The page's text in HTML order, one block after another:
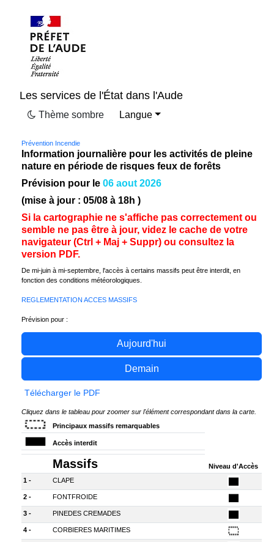
Les services de l'État dans l'Aude
Thème sombre Langue
Prévention Incendie
Information journalière pour les activités de pleine
nature en période de risques feux de forêts
Prévision pour le 06 aout 2026
(mise à jour : 05/08 à 18h )
Si la cartographie ne s'affiche pas correctement ou
semble ne pas être à jour, videz le cache de votre
navigateur (Ctrl + Maj + Suppr) ou consultez la
version PDF.
De mi-juin à mi-septembre, l'accès à certains massifs peut être interdit, en
fonction des conditions météorologiques.
REGLEMENTATION ACCES MASSIFS
Prévision pour :
Aujourd'hui
Demain
Télécharger le PDF
Cliquez dans le tableau pour zoomer sur l'élément correspondant dans la carte.
Principaux massifs remarquables
Accès interdit
Massifs
Niveau d'Accès
1 -
CLAPE
2 - FONTFROIDE
3 - PINEDES CREMADES
4 - CORBIERES MARITIMES